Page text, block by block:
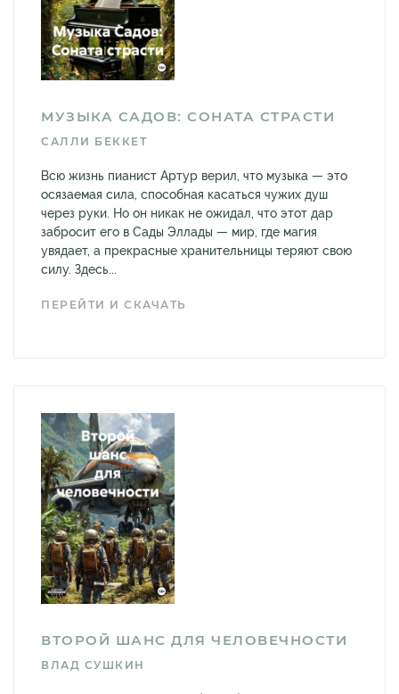
МУЗЫКА САДОВ: СОНАТА СТРАСТИ
САЛЛИ БЕККЕТ
Всю жизнь пианист Артур верил, что музыка — это
осязаемая сила, способная касаться чужих душ
через руки. Но он никак не ожидал, что этот дар
забросит его в Сады Эллады — мир, где магия
увядает, а прекрасные хранительницы теряют свою
силу. Здесь...
ПЕРЕЙТИ И СКАЧАТЬ
ВТОРОЙ ШАНС ДЛЯ ЧЕЛОВЕЧНОСТИ
ВЛАД СУШКИН